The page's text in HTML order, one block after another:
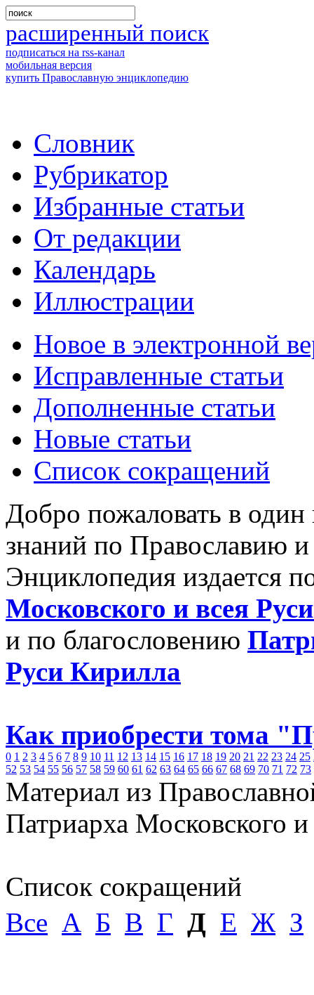
расширенный поиск
подписаться на rss-канал
мобильная версия
купить Православную энциклопедию
Словник
Рубрикатор
Избранные статьи
От редакции
Календарь
Иллюстрации
Новое в электронной
Исправленные статьи
Дополненные статьи
Новые статьи
Список сокращений
Добро пожаловать в
знаний по Православию
Энциклопедия издается
Московского и всея
и по благословению
Руси Кирилла
Как приобрести тома
0 1 2 3 4 5 6 7 8 9 10 11 12 13 14 15 16 17 18 19 20 21 22 23 24 25
52 53 54 55 56 57 58 59 60 61 62 63 64 65 66 67 68 69 70 71 72 73
Материал из
Патриарха Московского
Список сокращений
Все А Б В Г Д Е Ж З